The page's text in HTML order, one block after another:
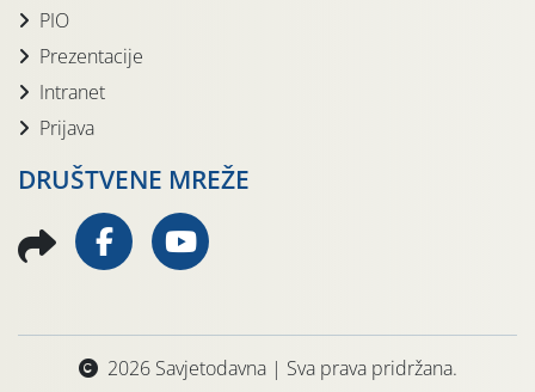
PIO
Prezentacije
Intranet
Prijava
DRUŠTVENE MREŽE
2026 Savjetodavna | Sva prava pridržana.